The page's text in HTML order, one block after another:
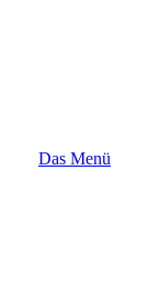
Das Menü